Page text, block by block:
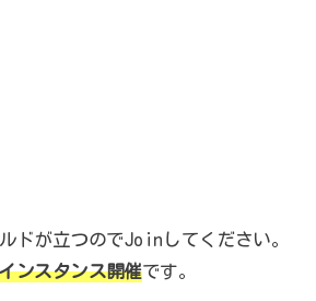
ドが立つのでJoinしてください。
ンスタンス開催です。